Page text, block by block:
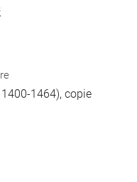
1464), copie